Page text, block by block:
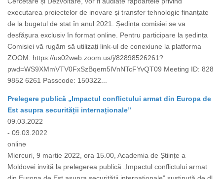
executarea proiectelor de inovare și transfer tehnologic finanțate
de la bugetul de stat în anul 2021. Ședința comisiei se va
desfășura exclusiv în format online. Pentru participare la ședința
Comisiei vă rugăm să utilizați link-ul de conexiune la platforma
ZOOM: https://us02web.zoom.us/j/82898526261?
pwd=WS9XMmVTV0FxSzBqem5lVnNTcFYvQT09 Meeting ID: 828
9852 6261 Passcode: 150322...
Prelegere publică „Impactul conflictului armat din Europa de
Est asupra securității internaționale”
09.03.2022
- 09.03.2022
online
Miercuri, 9 martie 2022, ora 15.00, Academia de Științe a
Moldovei invită la prelegerea publică „Impactul conflictului armat